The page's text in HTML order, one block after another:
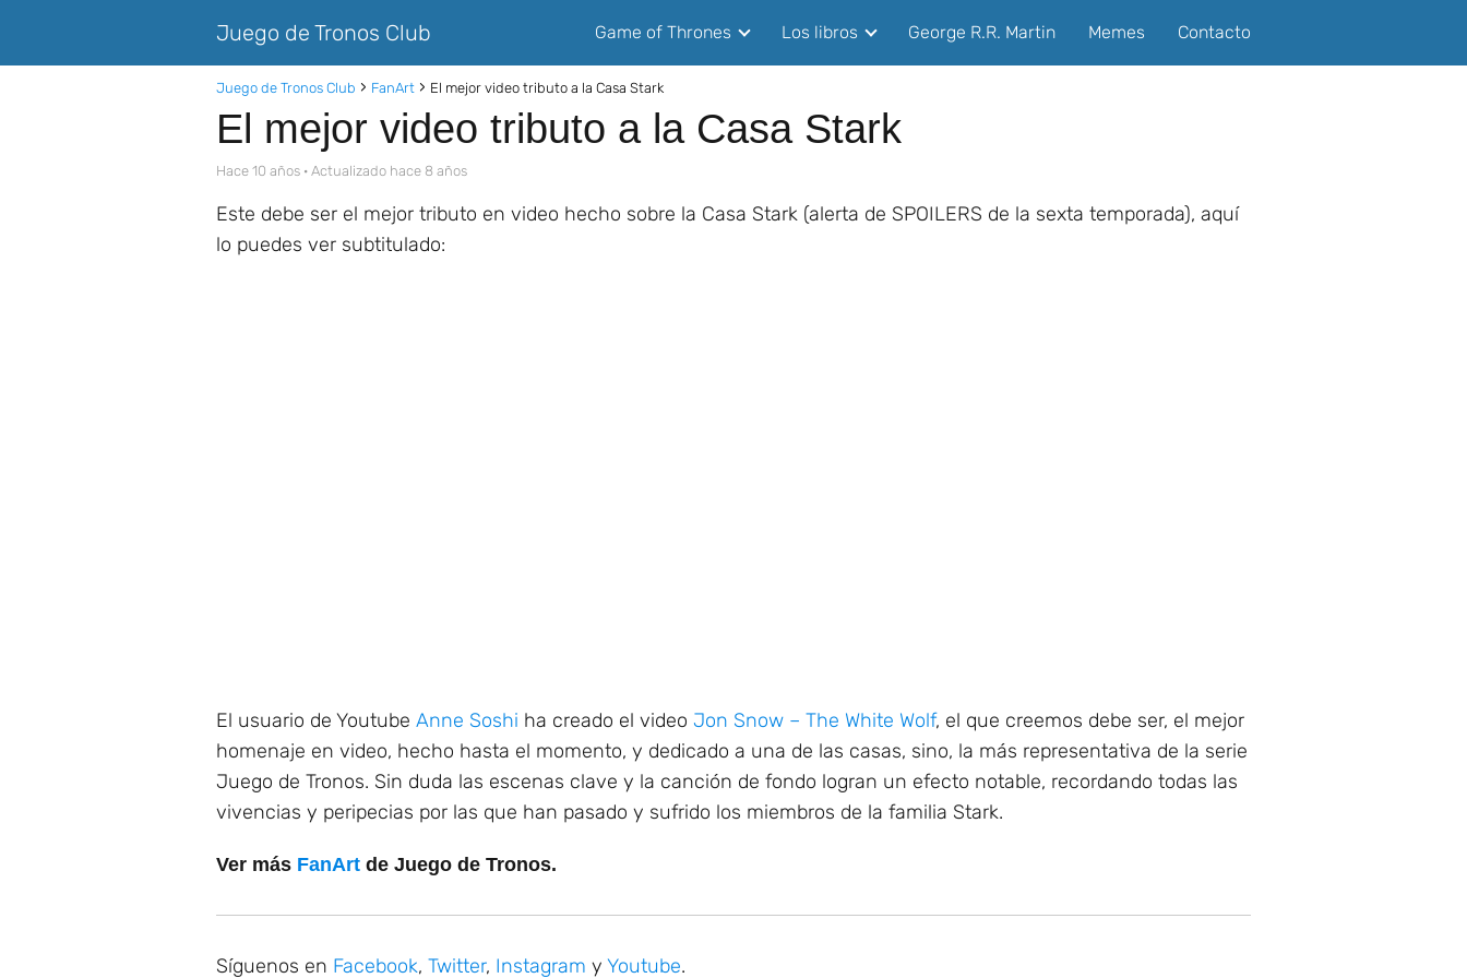
Juego de Tronos Club Game of Thrones Los libros George R.R. Martin Memes Contacto
Juego de Tronos Club FanArt El mejor video tributo a la Casa Stark
El mejor video tributo a la Casa Stark
hace 10 años · Actualizado hace 8 años
Este debe ser el mejor tributo en video hecho sobre la Casa Stark (alerta de SPOILERS de la sexta temporada), aquí
lo puedes ver subtitulado:
El usuario de Youtube Anne Soshi ha creado el video Jon Snow – The White Wolf, el que creemos debe ser, el mejor
homenaje en video, hecho hasta el momento, y dedicado a una de las casas, sino, la más representativa de la serie
Juego de Tronos. Sin duda las escenas clave y la canción de fondo logran un efecto notable, recordando todas las
vivencias y peripecias por las que han pasado y sufrido los miembros de la familia Stark.
Ver más FanArt de Juego de Tronos.
Síguenos en Facebook, Twitter, Instagram y Youtube.